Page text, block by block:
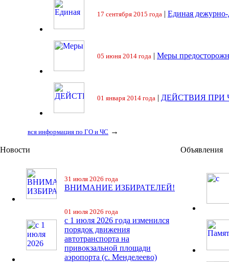
17 сентября 2015 года | Единая
05 июня 2014 года | Меры
01 января 2014 года | ДЕЙСТВИЯ ПРИ
вся информация по ГО и ЧС →
Новости
31 июля 2026 года
ВНИМАНИЕ ИЗБИРАТЕЛЕЙ!
01 июля 2026 года
с 1 июля 2026 года изменился
порядок движения
автотранспорта на
привокзальной площади
аэропорта (с. Менделеево)
Объявления